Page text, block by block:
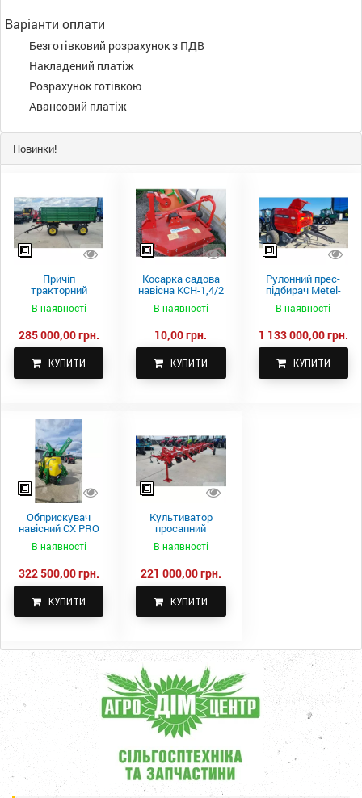
Варіанти оплати
Безготівковий розрахунок з ПДВ
Накладений платіж
Розрахунок готівкою
Авансовий платіж
Новинки!
Причіп
тракторний
самоскидний
Spike 2 ПТС-4
В наявності
285 000,00 грн.
КУПИТИ
Косарка садова
навісна КСН-1,4/2
В наявності
10,00 грн.
КУПИТИ
Рулонний прес-
підбирач Metel-
Fach Z 587
В наявності
1 133 000,00 грн.
КУПИТИ
Обприскувач
навісний CX PRO
В наявності
322 500,00 грн.
КУПИТИ
Культиватор
просапний
КПН-5,6-05
В наявності
221 000,00 грн.
КУПИТИ